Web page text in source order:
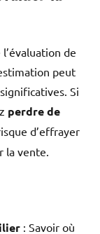
de
peut
Si
perdre de
d’effrayer
la vente.
: Savoir où